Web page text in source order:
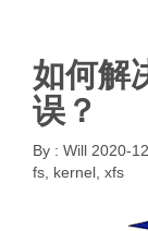
如何解
误？
By : Will 2020-
fs kernel xfs